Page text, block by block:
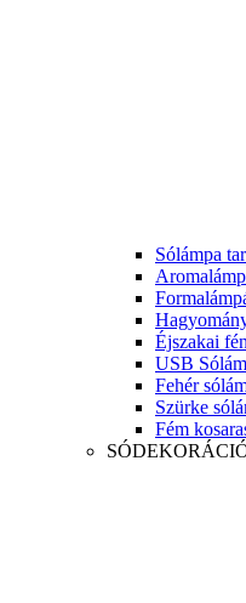
Sólámpa
Éjszakai
USB
Fehér
Szürke
Fém